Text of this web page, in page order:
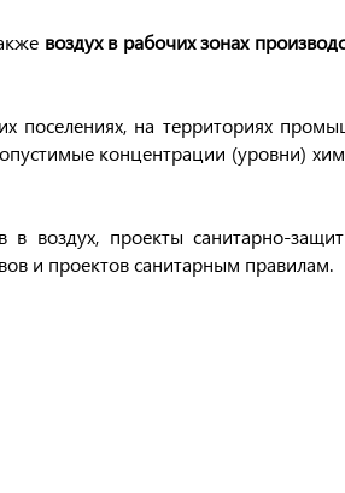
воздух в рабочих зонах
поселениях, на территориях
концентрации (уровни)
воздух, проекты санитарно-
и проектов санитарным правилам.